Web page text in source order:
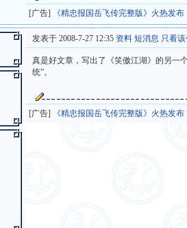
[广告] 《精忠报国岳飞传完整版》火热发布
发表于 2008-7-27 12:35 资料 短消息 只看
真是好文章，写出了《笑傲江湖》的另一
统”。
[广告] 《精忠报国岳飞传完整版》火热发布